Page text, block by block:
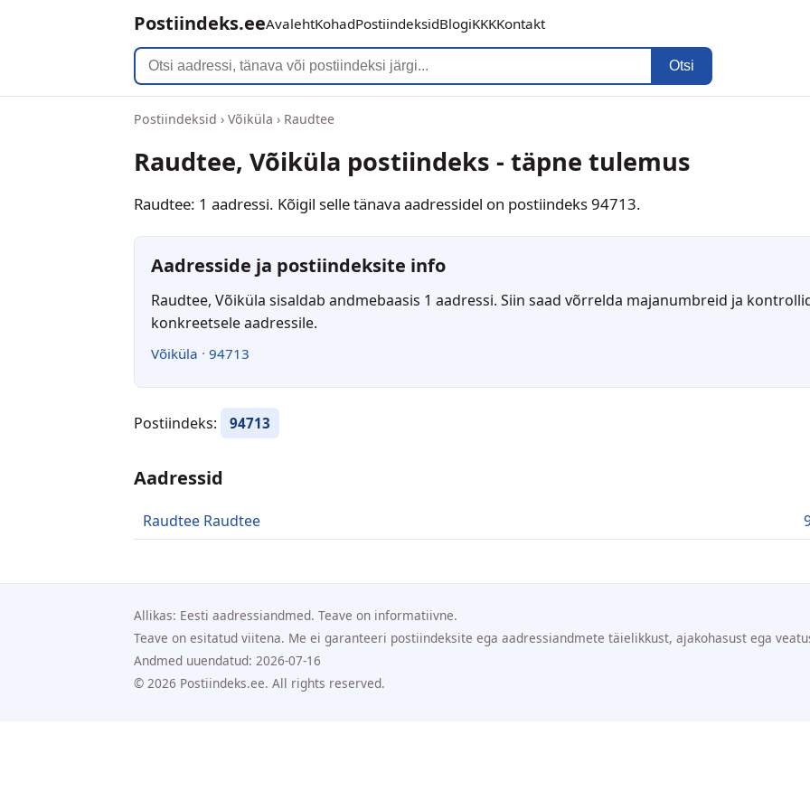
Postiindeks.eeAvalehtKohadPostiindeksidBlogiKKKKontakt
Otsi
Postiindeksid › Võiküla › Raudtee
Raudtee, Võiküla postiindeks - täpne tulemus
Raudtee: 1 aadressi. Kõigil selle tänava aadressidel on postiindeks 94713.
Aadresside ja postiindeksite info
Raudtee, Võiküla sisaldab andmebaasis 1 aadressi. Siin saad võrrelda majanumbreid ja
konkreetsele aadressile.
Võiküla · 94713
Postiindeks: 94713
Aadressid
Raudtee Raudtee
Allikas: Eesti aadressiandmed. Teave on informatiivne.
Teave on esitatud viitena. Me ei garanteeri postiindeksite ega aadressiandmete täielikkust, ajakohasust ega
Andmed uuendatud: 2026-07-16
© 2026 Postiindeks.ee. All rights reserved.